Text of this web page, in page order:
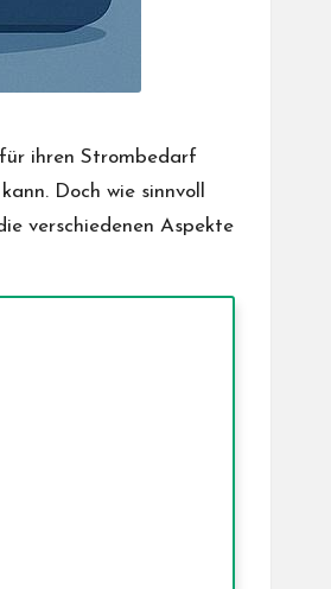
für ihren Strombedarf
Doch wie sinnvoll
verschiedenen Aspekte